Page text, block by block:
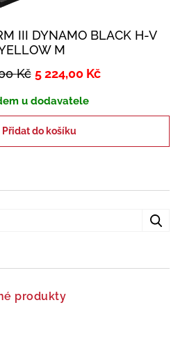
III DYNAMO BLACK H-V
M
Kč 5 224,00 Kč
u dodavatele
Přidat do košíku
produkty